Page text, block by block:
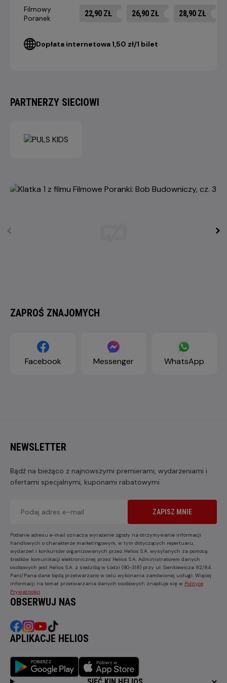
Filmowy
Poranek
22,90 ZŁ 26,90 ZŁ 28,90 ZŁ
Dopłata internetowa 1,50 zł/1 bilet
PARTNERZY SIECIOWI
ZAPROŚ ZNAJOMYCH
Facebook Messenger WhatsApp
NEWSLETTER
Bądź na bieżąco z najnowszymi premierami, wydarzeniami i
ofertami specjalnymi, kuponami rabatowymi
ZAPISZ MNIE
Podanie adresu e-mail oznacza wyrażenie zgody na otrzymywanie informacji
handlowych o charakterze marketingowym, w tym dotyczących repertuaru,
wydarzeń i konkursów organizowanych przez Helios S.A. wysyłanych za pomocą
środków komunikacji elektronicznej przez Helios S.A. Administratorem danych
osobowych jest Helios S.A. z siedzibą w Łodzi (90-318) przy ul. Sienkiewicza 82/84.
Pani/Pana dane będą przetwarzane w celu wykonania zamówionej usługi. Więcej
informacji na temat przetwarzania danych osobowych znajduje się w Polityce
Prywatności
OBSERWUJ NAS
APLIKACJE HELIOS